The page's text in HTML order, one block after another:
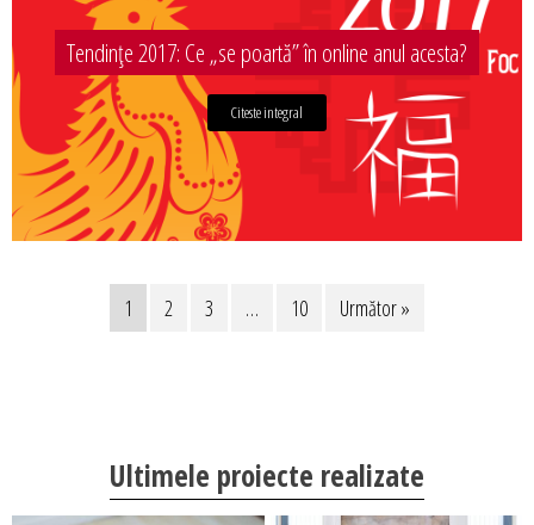
Tendințe 2017: Ce „se poartă” în online anul acesta?
Citeste integral
1 2 3 … 10 Următor »
Ultimele proiecte realizate